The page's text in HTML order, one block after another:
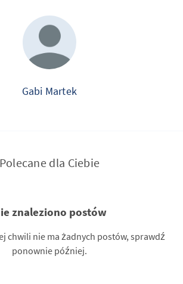
Gabi Martek
Polecane dla Ciebie
znaleziono postów
chwili nie ma żadnych postów, sprawdź
ponownie później.